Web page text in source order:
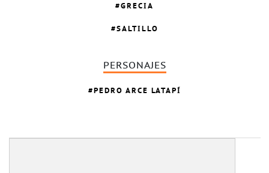
GRECIA
SALTILLO
PERSONAJES
PEDRO ARCE LATAPÍ